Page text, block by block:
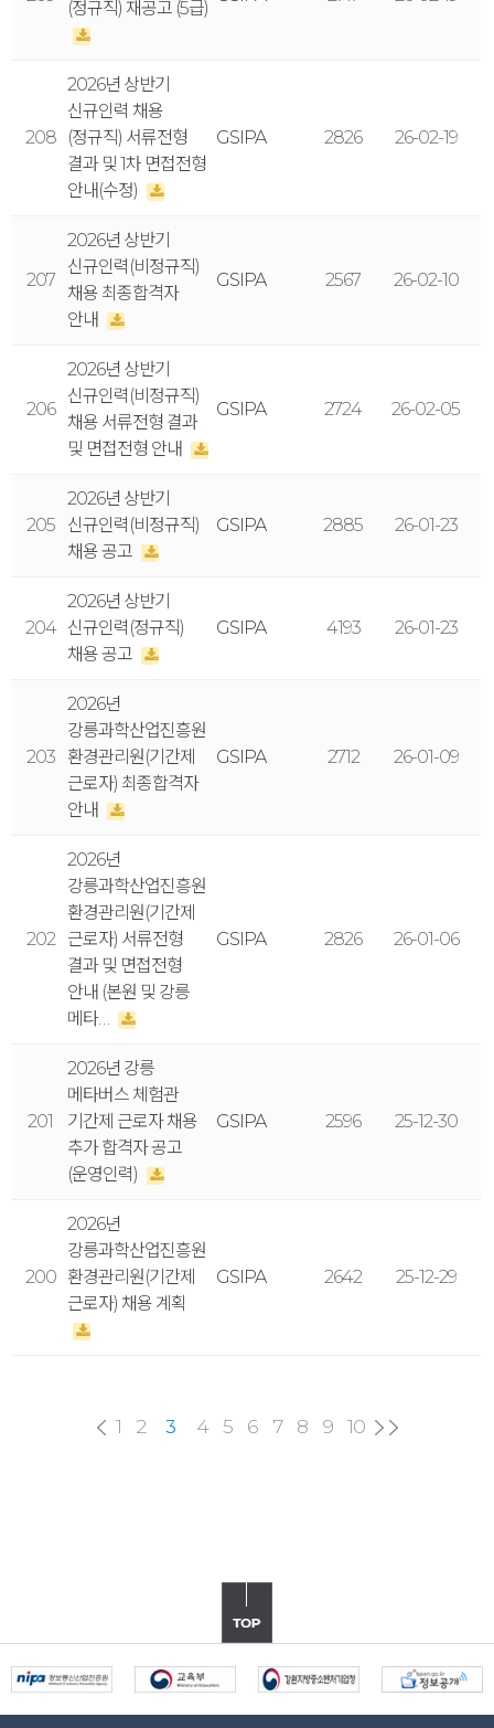
(정규직) 재공고 (5급)
208
2026년 상반기
신규인력 채용
(정규직) 서류전형
결과 및 1차 면접전형
안내(수정)
GSIPA 2826 26-02-19
207
2026년 상반기
신규인력(비정규직)
채용 최종합격자
안내
GSIPA 2567 26-02-10
206
2026년 상반기
신규인력(비정규직)
채용 서류전형 결과
및 면접전형 안내
GSIPA 2724 26-02-05
205
2026년 상반기
신규인력(비정규직)
채용 공고
GSIPA 2885 26-01-23
204
2026년 상반기
신규인력(정규직)
채용 공고
GSIPA 4193 26-01-23
203
2026년
강릉과학산업진흥원
환경관리원(기간제
근로자) 최종합격자
안내
GSIPA 2712 26-01-09
202
2026년
강릉과학산업진흥원
환경관리원(기간제
근로자) 서류전형
결과 및 면접전형
안내 (본원 및 강릉
메타…
GSIPA 2826 26-01-06
201
2026년 강릉
메타버스 체험관
기간제 근로자 채용
추가 합격자 공고
(운영인력)
GSIPA 2596 25-12-30
200
2026년
강릉과학산업진흥원
환경관리원(기간제
근로자) 채용 계획
GSIPA 2642 25-12-29
1 2 3 4 5 6 7 8 9 10